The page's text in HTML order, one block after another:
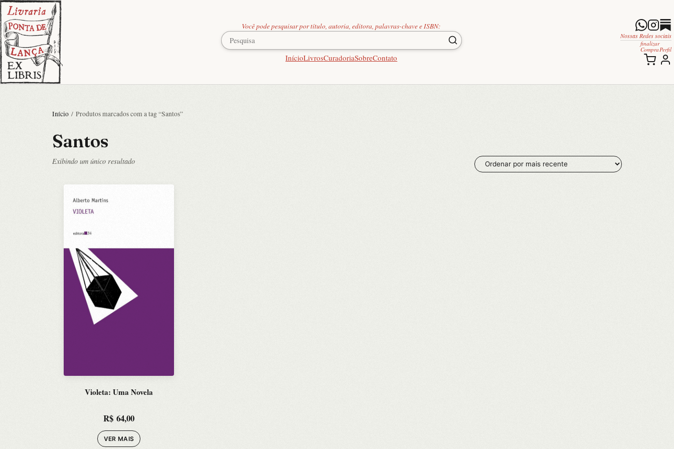
Você pode pesquisar por título, autoria, editora, palavras-chave e ISBN:
InícioLivrosCuradoriaSobreContato
Nossas Redes sociais
finalizar
Compra Perfil
Início / Produtos marcados com a tag “Santos”
Santos
Exibindo um único resultado
Violeta: Uma Novela
R$ 64,00
VER MAIS